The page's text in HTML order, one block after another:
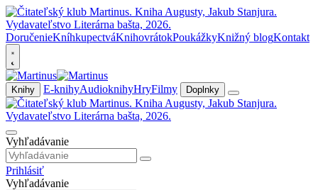
DoručenieKníhkupectváKnihovrátokPoukážkyKnižný blogKontakt
Knihy E-knihyAudioknihyHryFilmy Doplnky
Vyhľadávanie
Prihlásiť
Vyhľadávanie